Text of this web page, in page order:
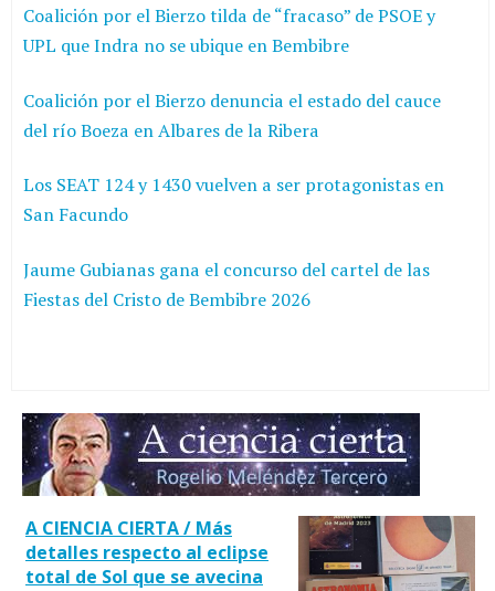
Coalición por el Bierzo tilda de “fracaso” de PSOE y
UPL que Indra no se ubique en Bembibre
Coalición por el Bierzo denuncia el estado del cauce
del río Boeza en Albares de la Ribera
Los SEAT 124 y 1430 vuelven a ser protagonistas en
San Facundo
Jaume Gubianas gana el concurso del cartel de las
Fiestas del Cristo de Bembibre 2026
A CIENCIA CIERTA / Más
detalles respecto al eclipse
total de Sol que se avecina